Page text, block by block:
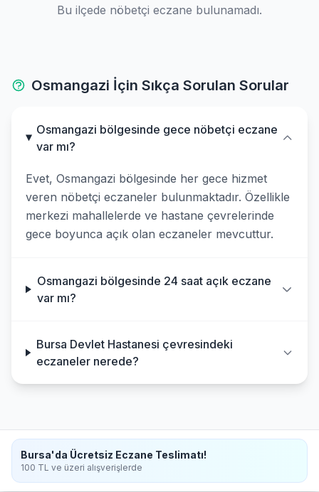
Bu ilçede nöbetçi eczane bulunamadı.
Osmangazi İçin Sıkça Sorulan Sorular
Osmangazi bölgesinde gece nöbetçi eczane
var mı?
Evet, Osmangazi bölgesinde her gece hizmet
veren nöbetçi eczaneler bulunmaktadır. Özellikle
merkezi mahallelerde ve hastane çevrelerinde
gece boyunca açık olan eczaneler mevcuttur.
Osmangazi bölgesinde 24 saat açık eczane
var mı?
Bursa Devlet Hastanesi çevresindeki
eczaneler nerede?
Bursa'da Ücretsiz Eczane Teslimatı!
100 TL ve üzeri alışverişlerde